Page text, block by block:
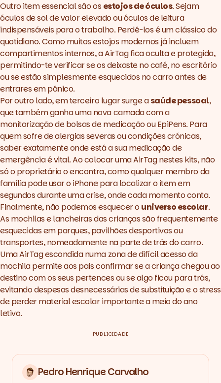
Outro item essencial são osestojos de óculos. Sejam
óculos de sol de valor elevado ou óculos de leitura
indispensáveis para o trabalho. Perdê-los é um clássico do
quotidiano. Como muitos estojos modernos já incluem
compartimentos internos, a AirTag fica oculta e protegida,
permitindo-te verificar se os deixaste no café, no escritório
ou se estão simplesmente esquecidos no carro antes de
entrares em pânico.
Por outro lado, em terceiro lugar surge asaúde pessoal,
que também ganha uma nova camada com a
monitorização de bolsas de medicação ouEpiPens. Para
quem sofre de alergias severas ou condições crónicas,
saber exatamente onde está a sua medicação de
emergência é vital. Ao colocar uma AirTag nesteskits, não
só o proprietário o encontra, como qualquer membro da
família pode usar o iPhone para localizar o item em
segundos durante uma crise, onde cada momento conta.
Finalmente, não podemos esquecer ouniverso escolar.
As mochilas e lancheiras das crianças são frequentemente
esquecidas em parques, pavilhões desportivos ou
transportes, nomeadamente na parte de trás do carro.
Uma AirTag escondida numa zona de difícil acesso da
mochila permite aos pais confirmar se a criança chegou ao
destino com os seus pertences ou se algo ficou para trás,
evitando despesas desnecessárias de substituição e o stress
de perder material escolar importante a meio do ano
letivo.
PUBLICIDADE
Pedro Henrique Carvalho